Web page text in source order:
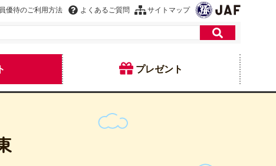
優待のご利用方法 よくあるご質問 サイトマップ
プレゼント